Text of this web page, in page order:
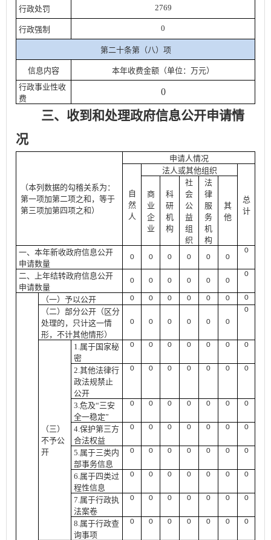
行政处罚 2769
行政强制 0
第二十条第（八）项
信息内容
本年收费金额（单位：万元）
行政事业性收
费
0
三、收到和处理政府信息公开申请情
况
（本列数据的勾稽关系为：
第一项加第二项之和，等于
第三项加第四项之和）
申请人情况
自
然
人
法人或其他组织
总
计
商
业
企
业
科
研
机
构
社
会
公
益
组
织
法
律
服
务
机
构
其
他
一、本年新收政府信息公开
申请数量
0 0 0 0 0 0
0
二、上年结转政府信息公开
申请数量
0 0 0 0 0 0
0
（一）予以公开 0 0 0 0 0 0 0
（二）部分公开 （区分
处理的，只计这一情
形，不计其他情形）
0 0 0 0 0 0
0
（三）
不予公
开
1.属于国家秘
密
0 0 0 0 0 0 0
2.其他法律行
政法规禁止
公开
0 0 0 0 0 0 0
3.危及“三安
全一稳定”
0 0 0 0 0 0 0
4.保护第三方
合法权益
0 0 0 0 0 0 0
5.属于三类内
部事务信息
0 0 0 0 0 0 0
6.属于四类过
程性信息
0 0 0 0 0 0 0
7.属于行政执
法案卷
0 0 0 0 0 0 0
8.属于行政查
询事项
0 0 0 0 0 0 0